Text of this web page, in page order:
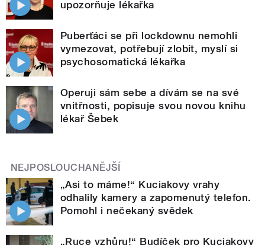
upozorňuje lékařka
Puberťáci se při lockdownu nemohli
vymezovat, potřebují zlobit, myslí si
psychosomatická lékařka
Operuji sám sebe a dívám se na své
vnitřnosti, popisuje svou novou knihu
lékař Šebek
NEJPOSLOUCHANĚJŠÍ
„Asi to máme!“ Kuciakovy vrahy
odhalily kamery a zapomenutý telefon.
Pomohl i nečekaný svědek
„Ruce vzhůru!“ Budíček pro Kuciakovy